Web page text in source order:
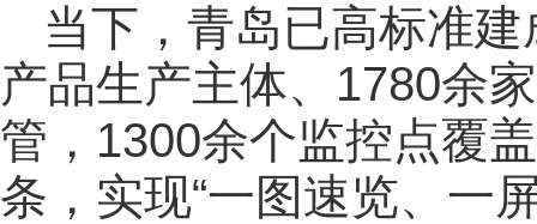
当下，青岛已高标准建
产品生产主体、1780余
管，1300余个监控点覆
条，实现“一图速览、一